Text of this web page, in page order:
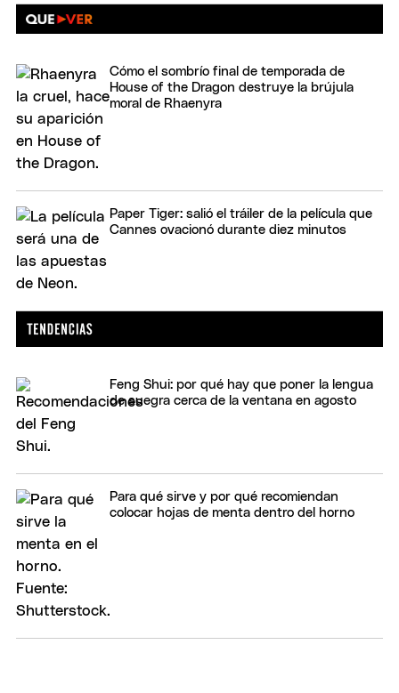
Cómo el sombrío final de temporada de
House of the Dragon destruye la brújula
moral de Rhaenyra
Paper Tiger: salió el tráiler de la película que
Cannes ovacionó durante diez minutos
Feng Shui: por qué hay que poner la lengua
de suegra cerca de la ventana en agosto
Para qué sirve y por qué recomiendan
colocar hojas de menta dentro del horno